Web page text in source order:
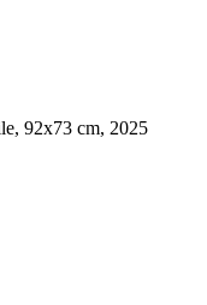
92x73 cm, 2025